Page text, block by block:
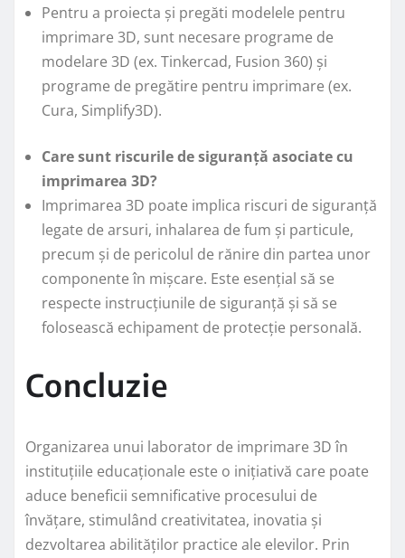
Pentru a proiecta și pregăti modelele pentru
imprimare 3D, sunt necesare programe de
modelare 3D (ex. Tinkercad, Fusion 360) și
programe de pregătire pentru imprimare (ex.
Cura, Simplify3D).
Care sunt riscurile de siguranță asociate cu
imprimarea 3D?
Imprimarea 3D poate implica riscuri de siguranță
legate de arsuri, inhalarea de fum și particule,
precum și de pericolul de rănire din partea unor
componente în mișcare. Este esențial să se
respecte instrucțiunile de siguranță și să se
folosească echipament de protecție personală.
Concluzie
Organizarea unui laborator de imprimare 3D în
instituțiile educaționale este o inițiativă care poate
aduce beneficii semnificative procesului de
învățare, stimulând creativitatea, inovatia și
dezvoltarea abilităților practice ale elevilor. Prin